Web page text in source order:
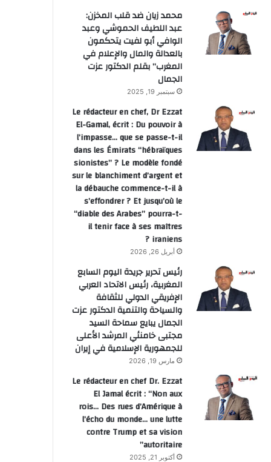
محمد زيان ضد قلب المخزن:
عبد اللطيف الحموشي وعبد
الوافي أبو لفيت يتحكمون
بالعدالة والمال والإعلام في
المغرب” بقلم الدكتور عزت
الجمال
سبتمبر 19, 2025
Le rédacteur en chef, Dr Ezzat
El-Gamal, écrit : Du pouvoir à
l’impasse… que se passe-t-il
dans les Émirats “hébraïques
sionistes” ? Le modèle fondé
sur le blanchiment d’argent et
la débauche commence-t-il à
s’effondrer ? Et jusqu’où le
“diable des Arabes” pourra-t-
il tenir face à ses maîtres
iraniens ?
أبريل 26, 2026
رئيس تحرير جريدة اليوم السابع
المغربية، رئيس الاتحاد العربي
الإفريقي الدولي للثقافة
والسياحة والتنمية الدكتور عزت
الجمال يبايع سماحة السيد
مجتبى خامنئي المرشد الأعلى
للجمهورية الإسلامية في إيران
مارس 19, 2026
Le rédacteur en chef Dr. Ezzat
El Jamal écrit : “Non aux
rois… Des rues d’Amérique à
l’écho du monde… une lutte
contre Trump et sa vision
autoritaire”
أكتوبر 21, 2025